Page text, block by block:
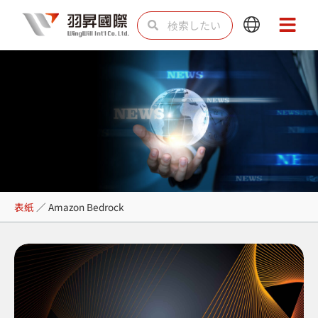
を
検
索 索
Main
Menu
Main
Menu
Amazon Bedrock
表紙 ／ Amazon Bedrock